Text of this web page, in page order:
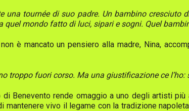
una tournée di suo padre. Un bambino
quel mondo fatto di luci, sipari e sogni. Quel
è mancato un pensiero alla madre, Nina,
troppo fuori corso. Ma una giustificazione ce l’ho:
Benevento rende omaggio a uno degli artisti
mantenere vivo il legame con la tradizione